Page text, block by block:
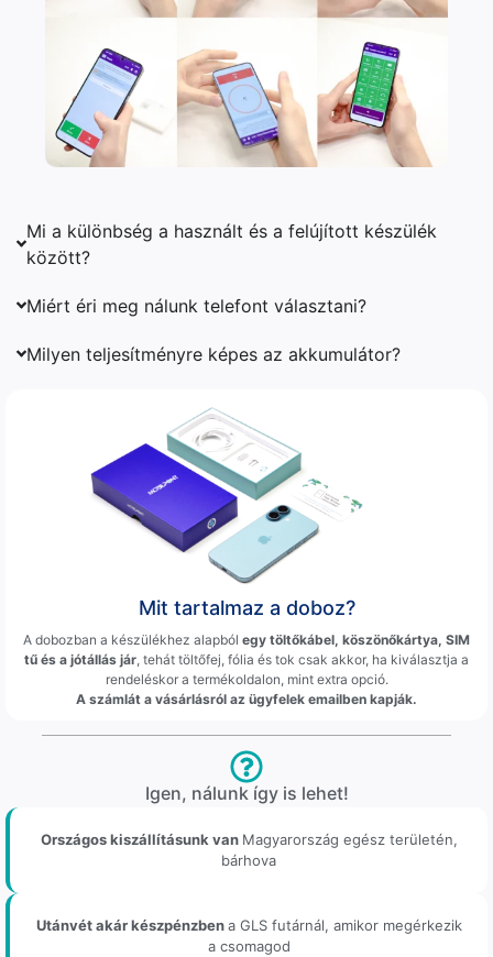
Mi a különbség a használt és a felújított készülék
között?
Miért éri meg nálunk telefont választani?
Milyen teljesítményre képes az akkumulátor?
Mit tartalmaz a doboz?
A dobozban a készülékhez alapból egy töltőkábel, köszönőkártya, SIM
tű és a jótállás jár, tehát töltőfej, fólia és tok csak akkor, ha kiválasztja a
rendeléskor a termékoldalon, mint extra opció.
A számlát a vásárlásról az ügyfelek emailben kapják.
Igen, nálunk így is lehet!
Országos kiszállításunk van Magyarország egész területén,
bárhova
Utánvét akár készpénzbena GLS futárnál, amikor megérkezik
a csomagod